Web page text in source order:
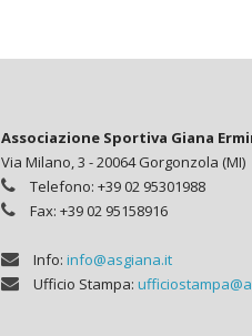
Associazione Sportiva Giana
Via Milano, 3 - 20064 Gorgonzola (MI)
Telefono: +39 02 95301988
Fax: +39 02 95158916
Info: info@asgiana.it
Ufficio Stampa: